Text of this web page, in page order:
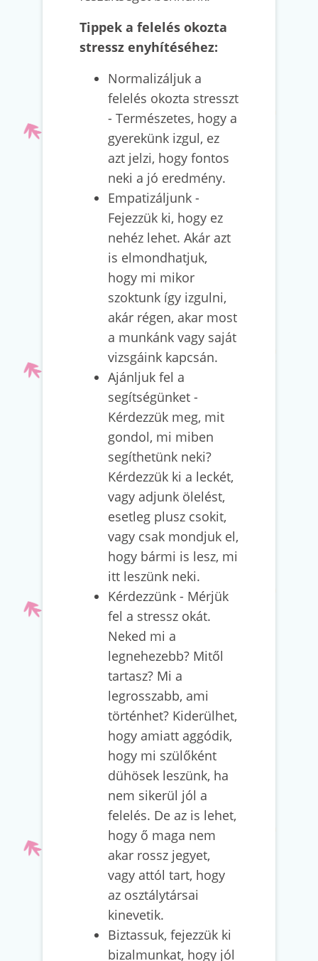
Tippek a felelés okozta
stressz enyhítéséhez:
Normalizáljuk a
felelés okozta stresszt
- Természetes, hogy a
gyerekünk izgul, ez
azt jelzi, hogy fontos
neki a jó eredmény.
Empatizáljunk -
Fejezzük ki, hogy ez
nehéz lehet. Akár azt
is elmondhatjuk,
hogy mi mikor
szoktunk így izgulni,
akár régen, akar most
a munkánk vagy saját
vizsgáink kapcsán.
Ajánljuk fel a
segítségünket -
Kérdezzük meg, mit
gondol, mi miben
segíthetünk neki?
Kérdezzük ki a leckét,
vagy adjunk ölelést,
esetleg plusz csokit,
vagy csak mondjuk el,
hogy bármi is lesz, mi
itt leszünk neki.
Kérdezzünk - Mérjük
fel a stressz okát.
Neked mi a
legnehezebb? Mitől
tartasz? Mi a
legrosszabb, ami
történhet? Kiderülhet,
hogy amiatt aggódik,
hogy mi szülőként
dühösek leszünk, ha
nem sikerül jól a
felelés. De az is lehet,
hogy ő maga nem
akar rossz jegyet,
vagy attól tart, hogy
az osztálytársai
kinevetik.
Biztassuk, fejezzük ki
bizalmunkat, hogy jól